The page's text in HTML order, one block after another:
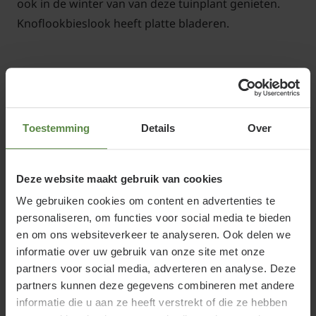
Toestemming Details Over
Deze website maakt gebruik van cookies
We gebruiken cookies om content en advertenties te
personaliseren, om functies voor social media te bieden
en om ons websiteverkeer te analyseren. Ook delen we
informatie over uw gebruik van onze site met onze
partners voor social media, adverteren en analyse. Deze
partners kunnen deze gegevens combineren met andere
informatie die u aan ze heeft verstrekt of die ze hebben
ook in de winter van van deze tuinplant genieten.
Knoflookbieslook heeft platte bladeren.
Belangrijke info: Deze plant is biologisch
gekweekt door een, door SKAL gecertificeerde,
kwekerij. Dit houdt in dat de plant niet is
wordt gemaakt van kunstmest. Bij de planten
treft u daarom soms wel eens een beestje (insect)
aan bij levering. Ook kan het blad her en der wat
vlekjes vertonen. Dit is niet erg en hoort bij de
natuur. De plant kan hiertegen en zal gewoon
verder groeien. Wij vragen uw begrip hiervoor.